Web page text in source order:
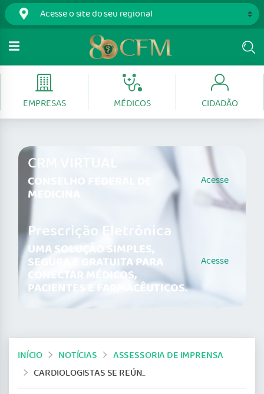
EMPRESAS MÉDICOS CIDADÃO
CRM VIRTUAL
CONSELHO FEDERAL DE
MEDICINA
Acesse
Prescrição Eletrônica
UMA SOLUÇÃO SIMPLES,
SEGURA E GRATUITA PARA
CONECTAR MÉDICOS,
PACIENTES E FARMACÊUTICOS.
Acesse
INÍCIO NOTÍCIAS
ASSESSORIA DE IMPRENSA
CARDIOLOGISTAS SE REÚNEM EM ARAÇATUBA PARA ENCONTRO SOBRE ARRITMIAS